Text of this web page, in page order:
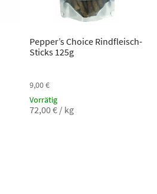
Pepper’s Choice Rindfleisch-
Sticks 125g
9,00€
Vorrätig
72,00€ / kg